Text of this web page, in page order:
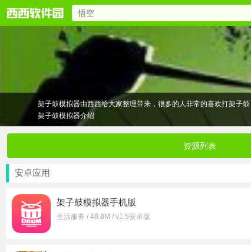
架子鼓模拟器
由西西给大家整理带来，很多的人非常的喜欢打架子
架子鼓模拟器介绍
立马就能像真正的鼓手那样演奏！超简易的使用，超逼真的声音和
学习数千首不同难度的歌曲，玩游戏来练习及完善击鼓技巧。 完
想要狂野一番？使用自由演奏模式开始搞事情。 选择适合您风格
资源列表
安卓应用
架子鼓模拟器手机版
生活服务 / 48.8M / v1.5安卓版